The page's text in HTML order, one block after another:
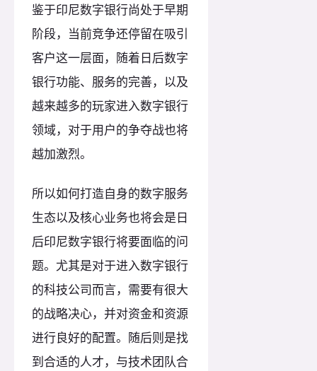
鉴于印尼数字银行尚处于早期
阶段，当前竞争还停留在吸引
客户这一层面，随着日后数字
银行功能、服务的完善，以及
越来越多的玩家进入数字银行
领域，对于用户的争夺战也将
越加激烈。
所以如何打造自身的数字服务
生态以及核心业务也将会是日
后印尼数字银行将要面临的问
题。尤其是对于进入数字银行
的科技公司而言，需要有很大
的战略决心，并对资金和资源
进行良好的配置。随后则是找
到合适的人才，与技术团队合